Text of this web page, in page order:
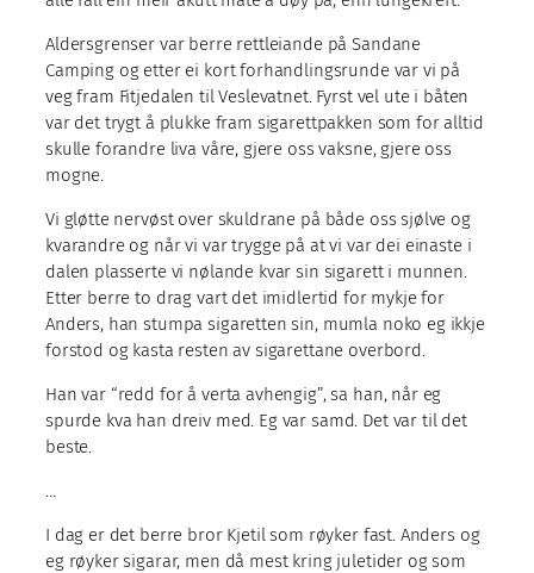
Aldersgrenser var berre rettleiande på Sandane
Camping og etter ei kort forhandlingsrunde var vi på
veg fram Fitjedalen til Veslevatnet. Fyrst vel ute i båten
var det trygt å plukke fram sigarettpakken som for alltid
skulle forandre liva våre, gjere oss vaksne, gjere oss
mogne.
Vi gløtte nervøst over skuldrane på både oss sjølve og
kvarandre og når vi var trygge på at vi var dei einaste i
dalen plasserte vi nølande kvar sin sigarett i munnen.
Etter berre to drag vart det imidlertid for mykje for
Anders, han stumpa sigaretten sin, mumla noko eg ikkje
forstod og kasta resten av sigarettane overbord.
Han var “redd for å verta avhengig”, sa han, når eg
spurde kva han dreiv med. Eg var samd. Det var til det
beste.
…
I dag er det berre bror Kjetil som røyker fast. Anders og
eg røyker sigarar, men då mest kring juletider og som